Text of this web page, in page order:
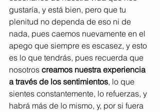
gustaría, y está bien, pero que tu
plenitud no dependa de eso ni de
nada, pues caemos nuevamente en el
apego que siempre es escasez, y esto
es lo que tendrás, pues recuerda que
nosotros creamos nuestra experiencia
a través de los sentimientos, lo que
sientes constantemente, lo refuerzas, y
habrá más de lo mismo, y, por si fuera